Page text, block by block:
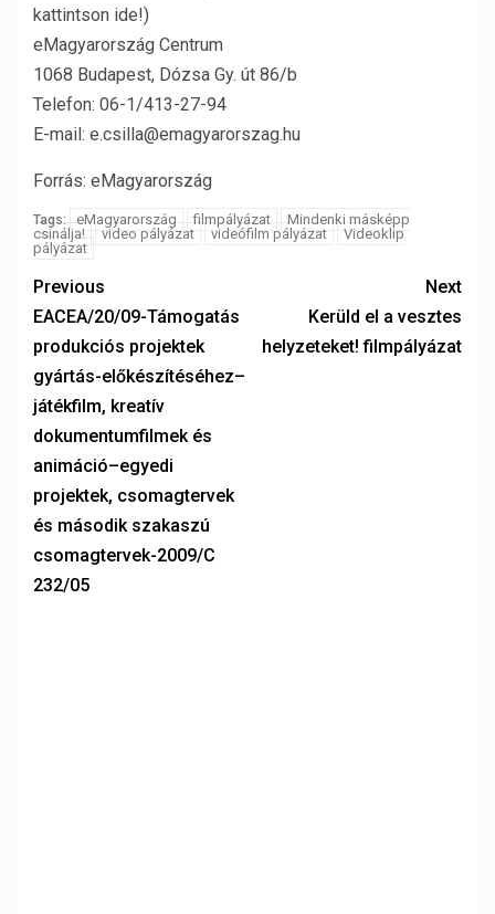
kattintson ide!)
eMagyarország Centrum
1068 Budapest, Dózsa Gy. út 86/b
Telefon: 06-1/413-27-94
E-mail: e.csilla@emagyarorszag.hu
Forrás: eMagyarország
Tags: eMagyarország filmpályázat
Mindenki másképp
csinálja!
video pályázat videófilm pályázat
Videoklip
pályázat
Previous
EACEA/20/09-Támogatás
produkciós projektek
gyártás-előkészítéséhez–
játékfilm, kreatív
dokumentumfilmek és
animáció–egyedi
projektek, csomagtervek
és második szakaszú
csomagtervek-2009/C
232/05
Next
Kerüld el a vesztes
helyzeteket! filmpályázat